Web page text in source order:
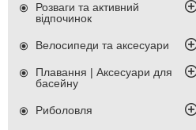
Розваги та активний
відпочинок
Велосипеди та аксесуари
Плавання | Аксесуари для
басейну
Риболовля